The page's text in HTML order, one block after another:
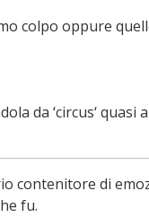
colpo oppure
da ‘circus‘ quasi
contenitore di
fu.